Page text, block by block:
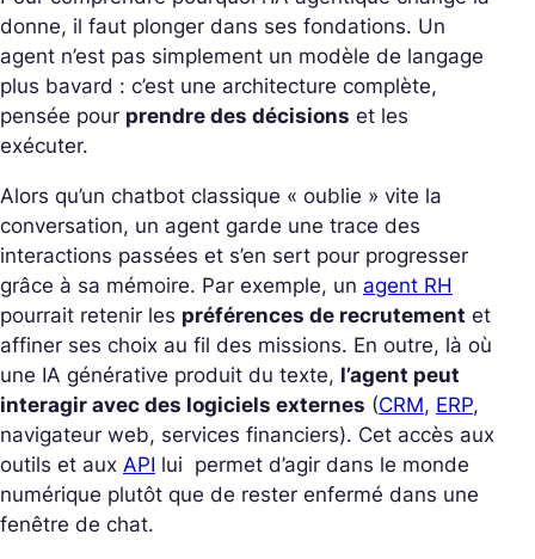
donne, il faut plonger dans ses fondations. Un
agent n’est pas simplement un modèle de langage
plus bavard : c’est une architecture complète,
pensée pour prendre des décisions et les
exécuter.
Alors qu’un chatbot classique « oublie » vite la
conversation, un agent garde une trace des
interactions passées et s’en sert pour progresser
grâce à sa mémoire. Par exemple, un agent RH
pourrait retenir les préférences de recrutement et
affiner ses choix au fil des missions. En outre, là où
une IA générative produit du texte, l’agent peut
interagir avec des logiciels externes (CRM, ERP,
navigateur web, services financiers). Cet accès aux
outils et aux API lui permet d’agir dans le monde
numérique plutôt que de rester enfermé dans une
fenêtre de chat.